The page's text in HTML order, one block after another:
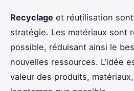
Recyclage et réutilisation
stratégie. Les matériaux sont
possible, réduisant ainsi le
nouvelles ressources. L’idée
valeur des produits,